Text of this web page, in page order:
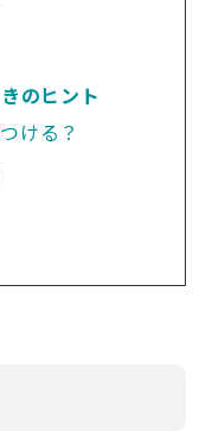
のヒント
ける？